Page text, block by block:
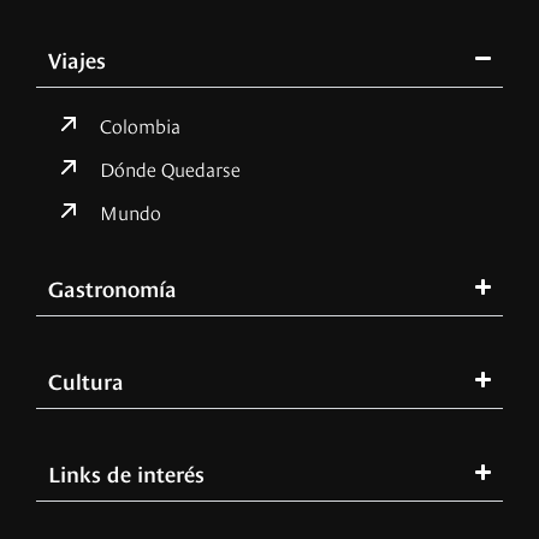
Viajes
Colombia
Dónde Quedarse
Mundo
Gastronomía
Cultura
Links de interés